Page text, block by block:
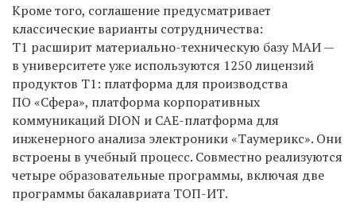
Кроме того, соглашение предусматривает
классические варианты сотрудничества:
Т1 расширит материально-техническую базу МАИ —
в университете уже используются 1250 лицензий
продуктов Т1: платформа для производства
ПО «Сфера», платформа корпоративных
коммуникаций DION и CAE-платформа для
инженерного анализа электроники «Таумерикс». Они
встроены в учебный процесс. Совместно реализуются
четыре образовательные программы, включая две
программы бакалавриата ТОП-ИТ.